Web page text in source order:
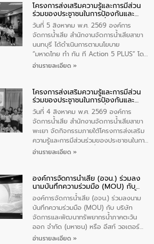
วัดสิงห์ จังหวัดชัยนาท โดยมีนายแสงชัย
สุขชื่น นายกเทศมนตรีตำบลวัดสิงห์ คณะผู้
บริหารเทศบาลตำบลวัดสิงห์ ผู้นำชุมชน และ
ประชาชนในพื้นที่เทศบาลตำบลวัดสิงก์ที่มี
ส่วนได้ส่วนเสียในโครงก่อสร้างศูนย์บริหาร
จัดการคุณภาพน้ำเทศบาลตำบลวัดสิงห์
จังหวัดชัยนาท ให้การต้อนรับ
โครงการส่งเสริมความรู้และการมีส่วน
ร่วมของประชาชนในการป้องกันและ
แก้ไขปัญหาน้ำเสียอย่างยั่งยืน
วันที่ 5 สิงหาคม พ.ศ. 2569 องค์การ
จัดการน้ำเสีย สำนักงานจัดการน้ำเสียสาขา
นนทบุรี ได้ดำเนินการตามนโยบาย
“มหาดไทย ทำ ทัน ที Action 5 PLUS” โดย
จัดโครงการส่งเสริมความรู้และการมีส่วน
“ชุมชนร่วมใจ น้ำใสยั่งยืน” ได้บรรยายให้
ความรู้เกี่ยวกับการจัดการน้ำเสียและการใช้
ถังดักไขมันให้แก่นักเรียนโรงเรียนวัดบ่อ
(นันทวิทยา) เทศบาลนครปากเกร็ด อำเภอ
ปากเกร็ด จังหวัดนนทบุรี จำนวน 30 คน
อ่านรายละเอียด »
โครงการส่งเสริมความรู้และการมีส่วน
ร่วมของประชาชนในการป้องกันและ
แก้ไขปัญหาน้ำเสียอย่างยั่งยืน
วันที่ 4 สิงหาคม พ.ศ. 2569 องค์การ
จัดการน้ำเสีย สำนักงานจัดการน้ำเสียสาขา
พะเยา จัดกิจกรรมภายใต้โครงการส่งเสริม
ความรู้และการมีส่วนร่วมของประชาชนในการ
ป้องกันและแก้ไขปัญหาน้ำเสียอย่างยั่งยืน
ชุมชนและการบำบัดน้ำเสียเบื้องต้น ให้กับ
นักเรียนชั้นประถมศึกษาปีที่ 5 โรงเรียน
เทศบาล 1 (พะเยาประชานุกูล) จำนวน 30
คน
อ่านรายละเอียด »
องค์การจัดการน้ำเสีย (อจน.) ร่วมลง
นามบันทึกความร่วมมือ (MOU) กับ
บริษัท จัดการและพัฒนาทรัพยากรน้ำ
ภาคตะวันออก จำกัด (มหาชน) หรือ อีส
ท์ วอเตอร์
องค์การจัดการน้ำเสีย (อจน.) ร่วมลงนาม
บันทึกความร่วมมือ (MOU) กับ บริษัท
จัดการและพัฒนาทรัพยากรน้ำภาคตะวัน
ออก จำกัด (มหาชน) หรือ อีสท์ วอเตอร์
เมื่อวันอังคารที่ 4 สิงหาคม 2569 ณ ห้อง
อ่านรายละเอียด »